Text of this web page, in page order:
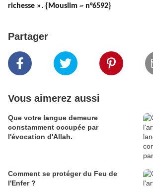
richesse ». {Mouslim ~ n°6592}
Partager
Vous aimerez aussi
Que votre langue demeure
constamment occupée par
l'évocation d'Allah.
Comment se protéger du Feu de
l'Enfer ?